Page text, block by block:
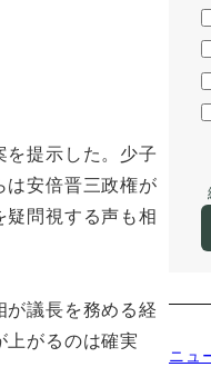
提示した。少子
安倍晋三政権が
問視する声も相
議長を務める経
がるのは確実
ニュ